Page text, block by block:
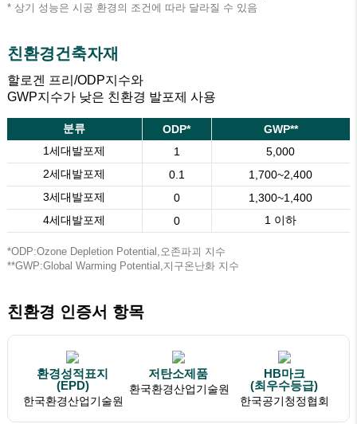
* 상기 성능은 시공 환경의 조건에 따라 달라질 수 있음
친환경건축자재
할로겐 프리/ODP지수와
GWP지수가 낮은 친환경 발포제 사용
분류 ODP*
GWP**
1세대발포제
1
5,000
2세대발포제
0.1
1,700~2,400
3세대발포제
0
1,300~1,400
4세대발포제
0 1 이하
*ODP:Ozone Depletion Potential,오존파괴 지수
**GWP:Global Warming Potential,지구온난화 지수
친환경 인증서 항목
환경성적표지
(EPD)
한국환경산업기술원
저탄소제품
환국환경산업기술원
HB마크
(최우수등급)
한국공기청정협회